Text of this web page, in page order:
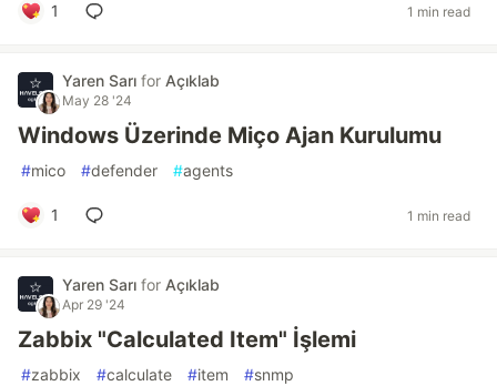
1 1 min read
Yaren Sarı for Açıklab
May 28 '24
Windows Üzerinde Miço Ajan Kurulumu
#mico #defender #agents
1 1 min read
Yaren Sarı for Açıklab
Apr 29 '24
Zabbix "Calculated Item" İşlemi
#zabbix #calculate #item #snmp